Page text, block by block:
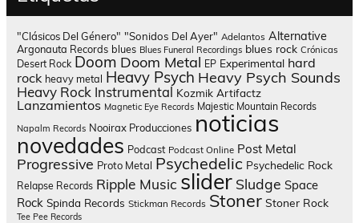
"Clásicos Del Género" "Sonidos Del Ayer" Adelantos Alternative
Argonauta Records blues Blues Funeral Recordings blues rock Crónicas
Desert Rock Doom Doom Metal EP Experimental hard
rock heavy metal Heavy Psych Heavy Psych Sounds
Heavy Rock Instrumental Kozmik Artifactz
Lanzamientos Magnetic Eye Records Majestic Mountain Records
Napalm Records Nooirax Producciones noticias
novedades Podcast Podcast Online Post Metal
Progressive Proto Metal Psychedelic Psychedelic Rock
Relapse Records Ripple Music slider Sludge Space
Rock Spinda Records Stickman Records Stoner Stoner Rock
Tee Pee Records